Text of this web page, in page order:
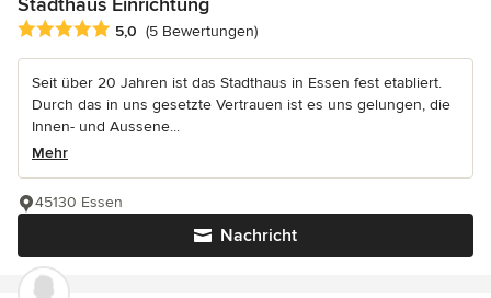
Durchschnittliche Bewertung: 5 von 5 Sternen
5,0 (5 Bewertungen)
Seit über 20 Jahren ist das Stadthaus in Essen fest etabliert.
Durch das in uns gesetzte Vertrauen ist es uns gelungen, die
Innen- und Aussene...
Mehr
Nachricht
45130 Essen